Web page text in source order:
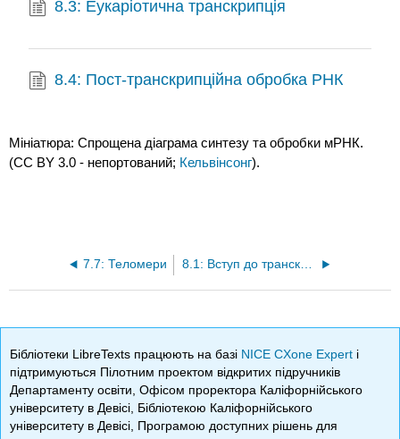
8.3: Еукаріотична транскрипція
8.4: Пост-транскрипційна обробка РНК
Мініатюра: Спрощена діаграма синтезу та обробки мРНК.
(CC BY 3.0 - непортований; Кельвінсонг).
7.7: Теломери 8.1: Вступ до транскрипції
Бібліотеки LibreTexts працюють на базі NICE CXone Expert і
підтримуються Пілотним проектом відкритих підручників
Департаменту освіти, Офісом проректора Каліфорнійського
університету в Девісі, Бібліотекою Каліфорнійського
університету в Девісі, Програмою доступних рішень для